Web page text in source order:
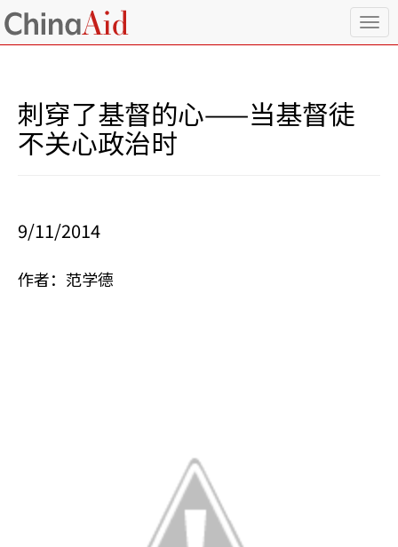
T
o
刺穿了基督的心——当基督徒
不关心政治时
9/11/2014
作者：范学德